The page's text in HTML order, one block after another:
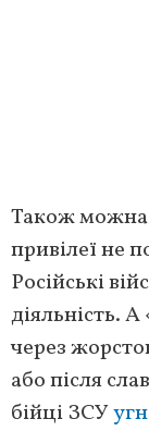
Також можна
привілеї не
Російські
діяльність.
через
або після
бійці ЗСУ